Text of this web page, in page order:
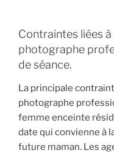
Contraintes liées
photographe
de séance.
La principale
photographe
femme enceinte
date qui convienne à
future maman. Les